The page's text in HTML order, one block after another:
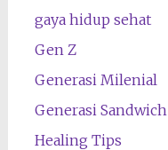
gaya hidup sehat
Gen Z
Generasi Milenial
Generasi Sandwich
Healing Tips